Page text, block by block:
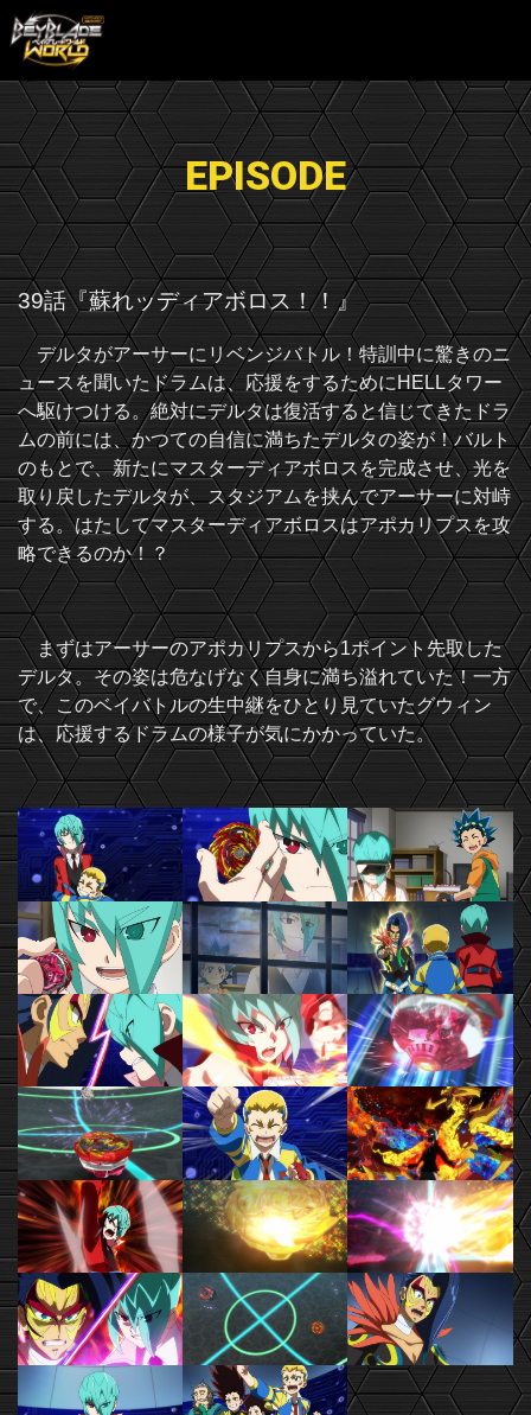
EPISODE
39話『蘇れッディアボロス！！』
デルタがアーサーにリベンジバトル！特訓中に驚きのニ
ュースを聞いたドラムは、応援をするためにHELLタワー
へ駆けつける。絶対にデルタは復活すると信じてきたドラ
ムの前には、かつての自信に満ちたデルタの姿が！バルト
のもとで、新たにマスターディアボロスを完成させ、光を
取り戻したデルタが、スタジアムを挟んでアーサーに対峙
する。はたしてマスターディアボロスはアポカリプスを攻
略できるのか！？
まずはアーサーのアポカリプスから1ポイント先取した
デルタ。その姿は危なげなく自身に満ち溢れていた！一方
で、このベイバトルの生中継をひとり見ていたグウィン
は、応援するドラムの様子が気にかかっていた。